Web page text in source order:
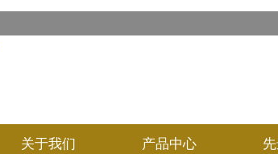
关于我们 产品中心